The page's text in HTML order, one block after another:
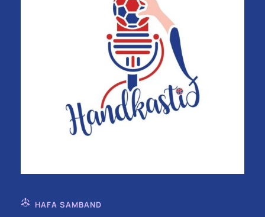
HAFA SAMBAND